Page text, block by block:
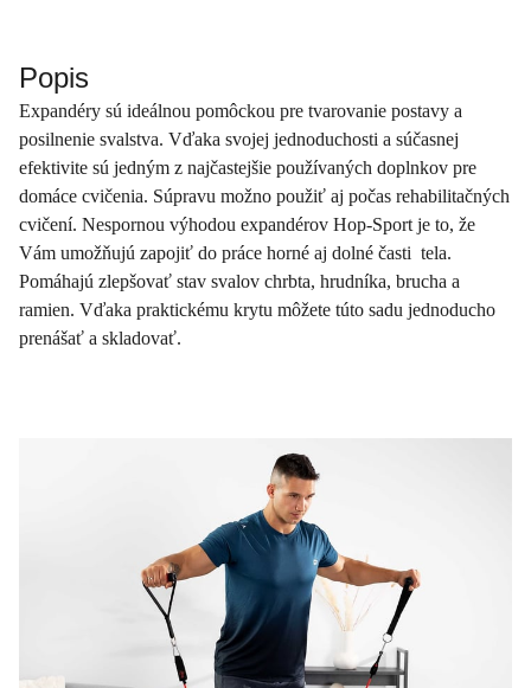
Popis
Expandéry sú ideálnou pomôckou pre tvarovanie postavy a
posilnenie svalstva. Vďaka svojej jednoduchosti a súčasnej
efektivite sú jedným z najčastejšie používaných doplnkov pre
domáce cvičenia. Súpravu možno použiť aj počas rehabilitačných
cvičení. Nespornou výhodou expandérov Hop-Sport je to, že
Vám umožňujú zapojiť do práce horné aj dolné časti tela.
Pomáhajú zlepšovať stav svalov chrbta, hrudníka, brucha a
ramien. Vďaka praktickému krytu môžete túto sadu jednoducho
prenášať a skladovať.